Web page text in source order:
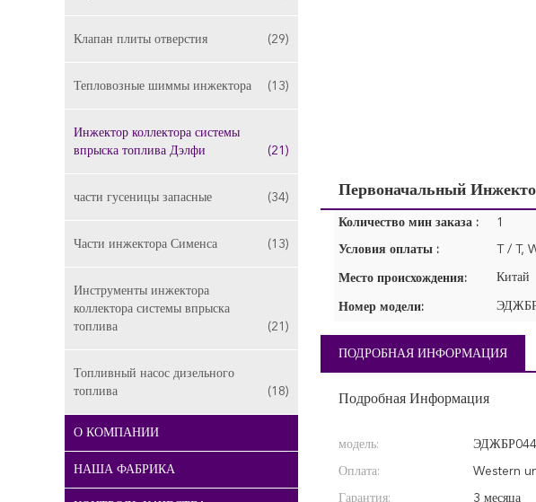
Клапан плиты отверстия (29)
Тепловозные шиммы инжектора (13)
Инжектор коллектора системы
впрыска топлива Дэлфи
(21)
части гусеницы запасные (34)
Части инжектора Сименса (13)
Инструменты инжектора
коллектора системы впрыска
топлива
(21)
Топливный насос дизельного
топлива
(18)
О КОМПАНИИ
НАША ФАБРИКА
Первоначальный
Количество мин заказа : 1
Условия оплаты : T / T,
Место происхождения: Китай
Номер модели:
ПОДРОБНАЯ ИНФОРМАЦИЯ
Подробная Информация
модель:
Оплата: Western
Гарантия: 3 месяца